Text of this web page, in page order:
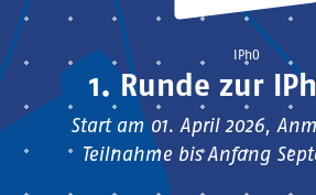
IPhO
1. Runde zur
Start am 01. April 2026,
Teilnahme bis Anfang